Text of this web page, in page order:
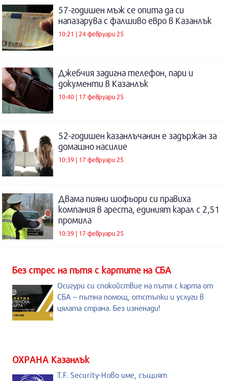
57-годишен мъж се опита да си
напазарува с фалшиво евро в Казанлък
10:21 | 24 февруари 25
Джебчия задигна телефон, пари и
документи в Казанлък
10:40 | 17 февруари 25
52-годишен казанлъчанин е задържан за
домашно насилие
10:39 | 17 февруари 25
Двама пияни шофьори си правиха
компания в ареста, единият карал с 2,51
промила
10:39 | 17 февруари 25
Без стрес на пътя с картите на СБА
Осигури си спокойствие на пътя с карта от
СБА – пътна помощ, отстъпки и услуги в
цялата страна. Без изненади!
ОХРАНА Казанлък
T.F. Security-Ново име, същият